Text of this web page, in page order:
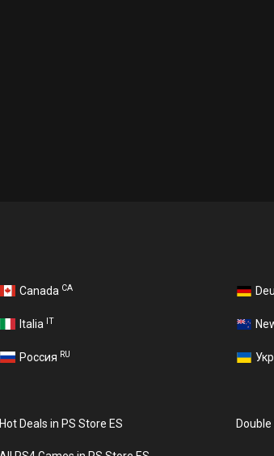
Canada CA
Italia IT
Россия RU
Hot Deals in PS Store ES